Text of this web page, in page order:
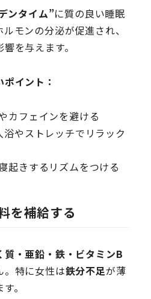
ンタイム”に質の良い睡眠
モンの分泌が促進され、
を与えます。
イント：
カフェインを避ける
やストレッチでリラック
起きするリズムをつける
を補給する
質・亜鉛・鉄・ビタミンB
。特に女性は鉄分不足が薄
。